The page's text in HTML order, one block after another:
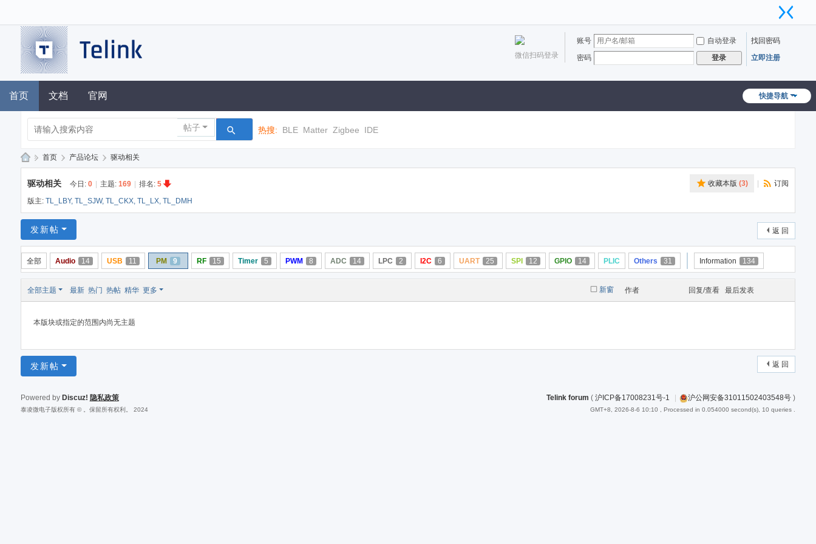
账号 自动登录
找回密码
密码
登录 立即注册
微信扫码登录
快捷导航
首页 文档 官网
帖子 热搜: BLE Matter Zigbee IDE
论
坛
» 首页 › 产品论坛 › 驱动相关
收藏本版(3) 订阅
驱动相关 今日: 0 主题: 169 排名: 5
版主: TL_LBY, TL_SJW, TL_CKX, TL_LX, TL_DMH
返 回
发新帖
全部 Audio 14 USB 11 PM 9 RF 15 Timer 5 PWM 8 ADC 14 LPC 2 I2C 6 UART 25 SPI 12 GPIO 14 PLIC Others 31 Information 134
新窗
全部主题 最新 热门 热帖 精华 更多 作者 回复/查看 最后发表
本版块或指定的范围内尚无主题
返 回
发新帖
Telink forum (沪ICP备17008231号-1 沪公网安备31011502403548号 )
GMT+8, 2026-8-6 10:10 , Processed in 0.054000 second(s), 10 queries .
Powered by Discuz! 隐私政策
泰凌微电子版权所有 © 。保留所有权利。 2024